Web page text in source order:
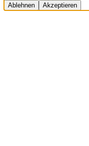
Ablehnen Akzeptieren